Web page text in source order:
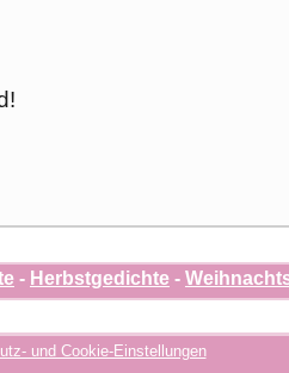
- Herbstgedichte -
und Cookie-Einstellungen